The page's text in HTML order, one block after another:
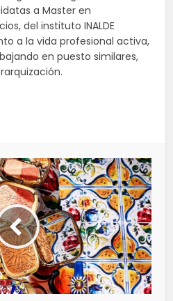
a Master en
del instituto INALDE
a la vida profesional activa,
en puesto similares,